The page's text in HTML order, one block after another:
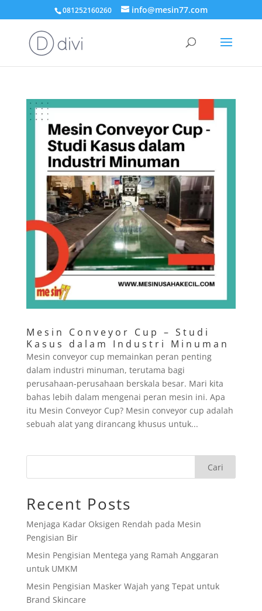
081252160260 info@mesin77.com
Mesin Conveyor Cup – Studi
Kasus dalam Industri Minuman
Mesin conveyor cup memainkan peran penting
dalam industri minuman, terutama bagi
perusahaan-perusahaan berskala besar. Mari kita
bahas lebih dalam mengenai peran mesin ini. Apa
itu Mesin Conveyor Cup? Mesin conveyor cup adalah
sebuah alat yang dirancang khusus untuk...
Cari
Recent Posts
Menjaga Kadar Oksigen Rendah pada Mesin
Pengisian Bir
Mesin Pengisian Mentega yang Ramah Anggaran
untuk UMKM
Mesin Pengisian Masker Wajah yang Tepat untuk
Brand Skincare